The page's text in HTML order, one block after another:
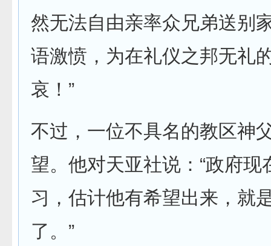
然无法自由亲率众兄弟送别
语激愤，为在礼仪之邦无礼
哀！”
不过，一位不具名的教区神
望。他对天亚社说：“政府现
习，估计他有希望出来，就
了。”